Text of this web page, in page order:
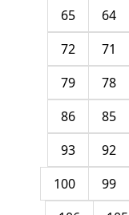
64
65
71
72
78
79
85
86
92
93
99
100